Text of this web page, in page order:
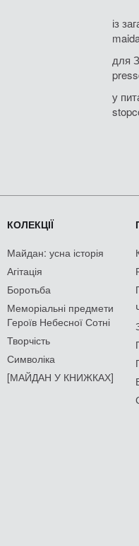
із
для
у
КОЛЕКЦІЇ
Майдан: усна історія
Агітація
Боротьба
Меморіальні предмети
Героїв Небесної Сотні
Творчість
Символіка
[МАЙДАН У КНИЖКАХ]